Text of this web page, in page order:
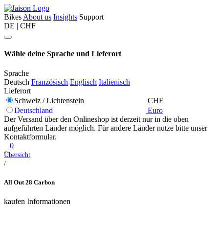
Bikes About us Insights Support
DE | CHF
Wähle deine Sprache und Lieferort
Sprache
Deutsch Französisch Englisch Italienisch
Lieferort
Schweiz / Lichtenstein
CHF
Deutschland
Euro
Der Versand über den Onlineshop ist derzeit nur in die oben
aufgeführten Länder möglich. Für andere Länder nutze bitte unser
Kontaktformular.
0
Übersicht
/
All Out 28 Carbon
kaufen Informationen